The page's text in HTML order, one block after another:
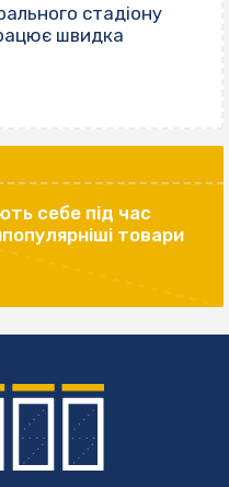
стадіону
швидка
себе під час
товари